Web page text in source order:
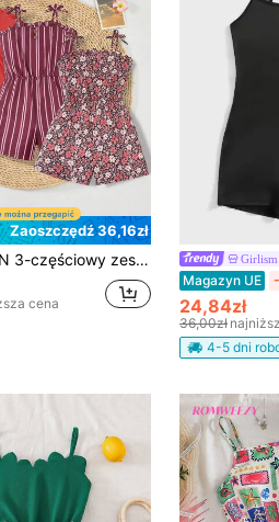
Zaoszczędź 36,16zł
w wieku tween, casualowy, na wakacje, uroczy, w kwiaty, w paski i gładki, odpowiedni dla rodzin z wieloma dziećmi, na plażę, wycieczki i do szkoły
cena
Girlism
Magazyn UE
24,84zł
36,00zł
4-5 dni